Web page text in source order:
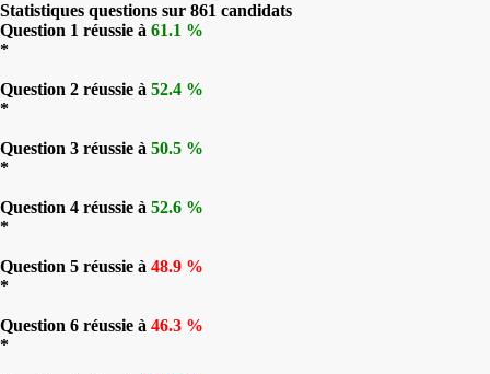
Statistiques questions sur 861 candidats
Question 1 réussie à 61.1 %
*
Question 2 réussie à 52.4 %
*
Question 3 réussie à 50.5 %
*
Question 4 réussie à 52.6 %
*
Question 5 réussie à 48.9 %
*
Question 6 réussie à 46.3 %
*